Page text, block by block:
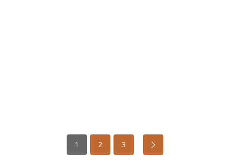
1 2 3